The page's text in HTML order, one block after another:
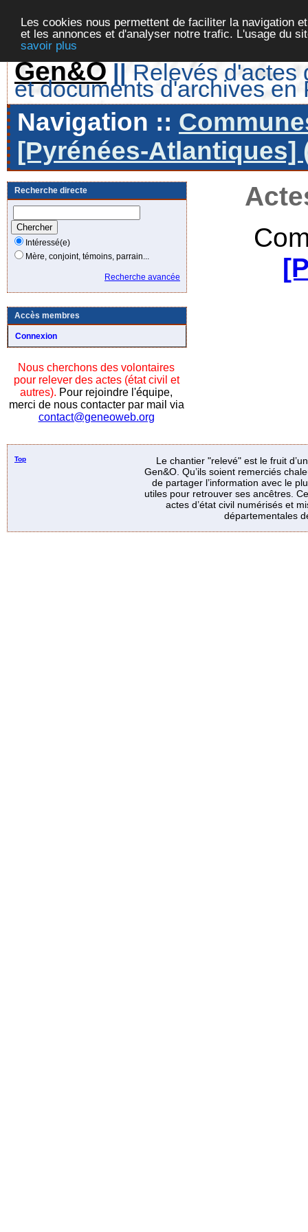
Les cookies nous permettent de faciliter la navigation
et les annonces et d'analyser notre trafic. L'usage du
savoir plus
Gen&O || Relevés d'actes
et documents d'archives en
Navigation ::
[Pyrénées-Atlantiques]
Recherche directe
Intéressé(e)
Mère, conjoint, témoins, parrain...
Recherche avancée
Accès membres
Connexion
Nous cherchons des volontaires
pour relever des actes (état civil et
autres). Pour rejoindre l'équipe,
merci de nous contacter par mail via
contact@geneoweb.org
Top
Le chantier "relevé" est le fruit
Gen&O. Qu’ils soient remerciés
de partager l’information avec le
utiles pour retrouver ses ancêtres.
actes d’état civil numérisés et
départementales